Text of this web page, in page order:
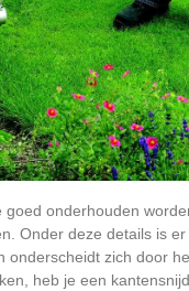
onderhouden
Onder deze details is er
onderscheidt zich door
heb je een